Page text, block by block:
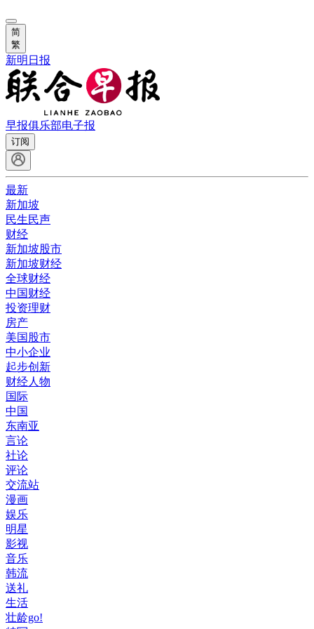
简
繁
新明日报
早报俱乐部电子报
订阅
最新
新加坡
民生民声
财经
新加坡股市
新加坡财经
全球财经
中国财经
投资理财
房产
美国股市
中小企业
起步创新
财经人物
国际
中国
东南亚
言论
社论
评论
交流站
漫画
娱乐
明星
影视
音乐
韩流
送礼
生活
壮龄go!